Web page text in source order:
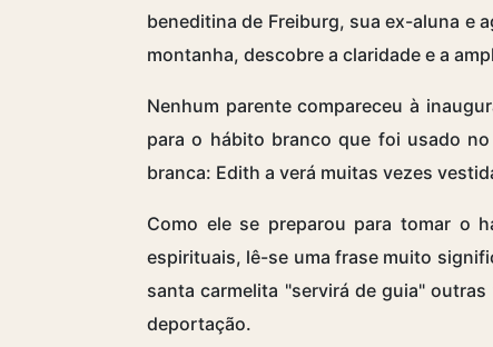
beneditina de Freiburg, sua ex-aluna e
montanha, descobre a claridade e a
Nenhum parente compareceu à
para o hábito branco que foi usado
branca: Edith a verá muitas vezes
Como ele se preparou para tomar o
espirituais, lê-se uma frase muito
santa carmelita "servirá de guia"
deportação.